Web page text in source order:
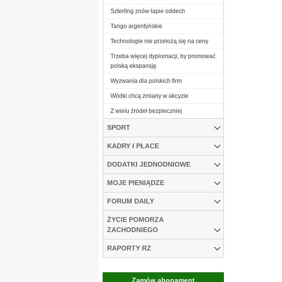
Szterling znów łapie oddech
Tango argentyńskie
Technologie nie przełożą się na ceny
Trzeba więcej dyplomacji, by promować
polską ekspansję
Wyzwania dla polskich firm
Wódki chcą zmiany w akcyzie
Z wielu źródeł bezpieczniej
SPORT
KADRY I PŁACE
DODATKI JEDNODNIOWE
MOJE PIENIĄDZE
FORUM DAILY
ŻYCIE POMORZA
ZACHODNIEGO
RAPORTY RZ
Zamów abonament